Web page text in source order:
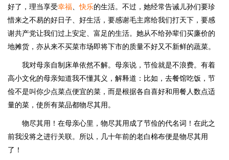
好了，理当享受幸福 、快乐的生活。不过，她经常告诫儿孙们要珍
惜来之不易的好日子、好生活，要感谢毛主席给我们打天下，要感
谢共产党让我们过上安定、富足的生活。她从不给孙辈们买廉价的
地摊货，亦从来不买菜市场即将下市的质量不好又不新鲜的蔬菜。
我对母亲自制床单依然不解。母亲说，节俭就是不浪费。有着
高小文化的母亲知道我不懂其义，解释道：比如，去餐馆吃饭，节
俭不是叫你少点菜点便宜的菜，而是根据各自喜好和用餐人数点适
量的菜，使所有菜品都物尽其用。
物尽其用！在母亲心里，物尽其用成了节俭的代名词！在此之
前我没将之进行关联。所以，几十年前的老白棉布便是物尽其用
了！